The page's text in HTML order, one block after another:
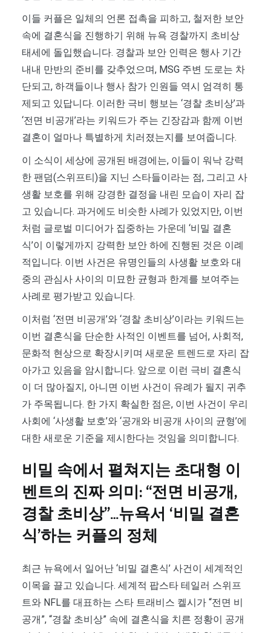
이들 커플은 일체의 언론 접촉을 피하고, 철저한 보안
속에 결혼식을 진행하기 위해 뉴욕 경찰까지 초비상
태세에 돌입했습니다. 경찰과 보안 인력은 행사 기간
내내 만반의 준비를 갖추었으며, MSG 주변 도로는 차
단되고, 하객들이나 행사 참가 인원들 역시 엄격히 통
제되고 있답니다. 이러한 극비 행보는 ‘경찰 초비상’과
‘전면 비공개’라는 키워드가 주는 긴장감과 함께 이번
결혼이 얼마나 특별하게 치러졌는지를 보여줍니다.
이 소식이 세상에 공개된 배경에는, 이들이 워낙 강력
한 팬덤(스위프티)을 지닌 스타들이라는 점, 그리고 사
생활 보호를 위해 강경한 결정을 내린 모습이 자리 잡
고 있습니다. 과거에도 비슷한 사례가 있었지만, 이번
처럼 글로벌 미디어가 집중하는 가운데 ‘비밀 결혼
식’이 이렇게까지 강력한 보안 하에 진행된 것은 이례
적입니다. 이번 사건은 유명인들의 사생활 보호와 대
중의 관심사 사이의 미묘한 균형과 한계를 보여주는
사례로 평가받고 있습니다.
이처럼 ‘전면 비공개’와 ‘경찰 초비상’이라는 키워드는
이번 결혼식을 단순한 사적인 이벤트를 넘어, 사회적,
문화적 현상으로 확장시키며 새로운 트렌드로 자리 잡
아가고 있음을 암시합니다. 앞으로 이런 극비 결혼식
이 더 많아질지, 아니면 이번 사건이 유례가 될지 귀추
가 주목됩니다. 한 가지 확실한 점은, 이번 사건이 우리
사회에 ‘사생활 보호’와 ‘공개와 비공개 사이의 균형’에
대한 새로운 기준을 제시한다는 것임을 의미합니다.
비밀 속에서 펼쳐지는 초대형 이
벤트의 진짜 의미: “전면 비공개,
경찰 초비상”…뉴욕서 ‘비밀 결혼
식’하는 커플의 정체
최근 뉴욕에서 일어난 ‘비밀 결혼식’ 사건이 세계적인
이목을 끌고 있습니다. 세계적 팝스타 테일러 스위프
트와 NFL를 대표하는 스타 트래비스 켈시가 “전면 비
공개”, “경찰 초비상” 속에 결혼식을 치른 정황이 공개